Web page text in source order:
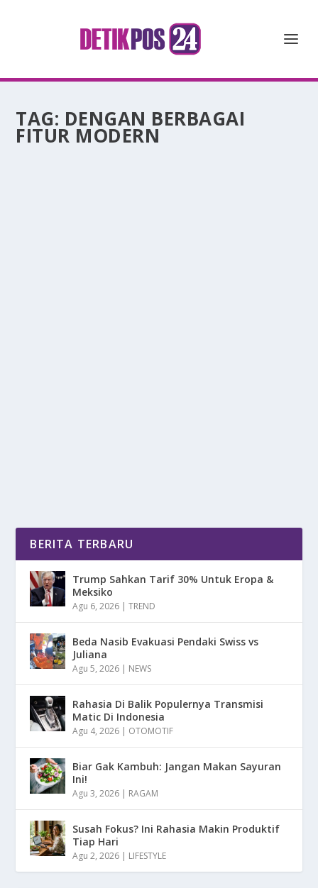
TAG: DENGAN BERBAGAI
FITUR MODERN
BERITA TERBARU
Trump Sahkan Tarif 30% Untuk Eropa &
Meksiko
Agu 6, 2026 |TREND
Beda Nasib Evakuasi Pendaki Swiss vs
Juliana
Agu 5, 2026 | NEWS
Rahasia Di Balik Populernya Transmisi
Matic Di Indonesia
Agu 4, 2026 | OTOMOTIF
Biar Gak Kambuh: Jangan Makan Sayuran
Ini!
Agu 3, 2026 | RAGAM
Susah Fokus? Ini Rahasia Makin Produktif
Tiap Hari
Agu 2, 2026 | LIFESTYLE